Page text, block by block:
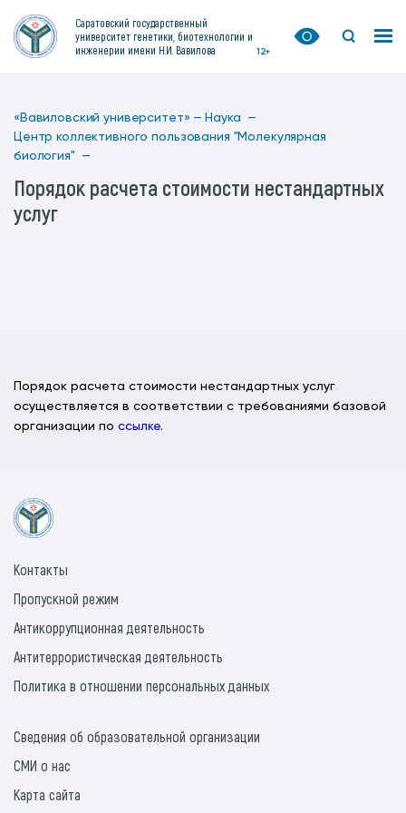
Саратовский государственный
университет генетики, биотехнологии и
инженерии имени Н.И. Вавилова
12+
«Вавиловский университет» — Наука —
Центр коллективного пользования "Молекулярная
биология" —
Порядок расчета стоимости нестандартных
услуг
Порядок расчета стоимости нестандартных услуг
осуществляется в соответствии с требованиями базовой
организации по ссылке.
Контакты
Пропускной режим
Антикоррупционная деятельность
Антитеррористическая деятельность
Политика в отношении персональных данных
Сведения об образовательной организации
СМИ о нас
Карта сайта